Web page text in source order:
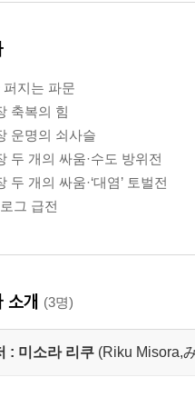
퍼지는 파문
축복의 힘
운명의 쇠사슬
두 개의 싸움·수도 방위전
두 개의 싸움·‘대염’ 토벌전
그 급전
소개 (3명)
: 미소라 리쿠 (Riku Misora,